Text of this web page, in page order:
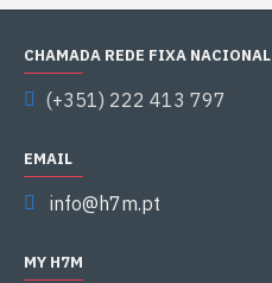
CHAMADA REDE FIXA NACIONAL
(+351) 222 413 797
EMAIL
info@h7m.pt
MY H7M